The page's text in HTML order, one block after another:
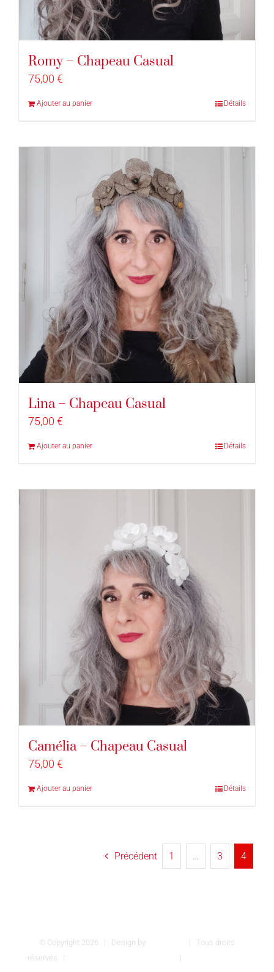
Romy – Chapeau Casual
75,00 €
Ajouter au panier Détails
Lina – Chapeau Casual
75,00 €
Ajouter au panier Détails
Camélia – Chapeau Casual
75,00 €
Ajouter au panier Détails
Précédent 1 3 4
© Copyright 2026 | Design by
| Tous droits
réservés |
|